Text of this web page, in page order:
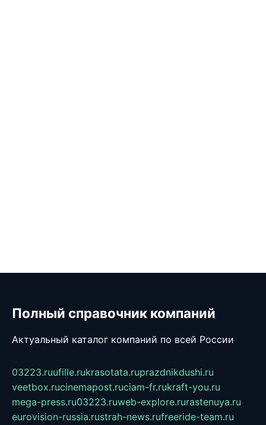
Полный справочник компаний
Актуальный каталог компаний по всей России
03223.ruufille.rukrasotata.ruprazdnikdushi.ru
veetbox.rucinemapost.ruciam-fr.rukraft-you.ru
mega-press.ru03223.ruweb-explore.rurastenuya.ru
eurovision-russia.rustrah-news.rufreeride-team.ru